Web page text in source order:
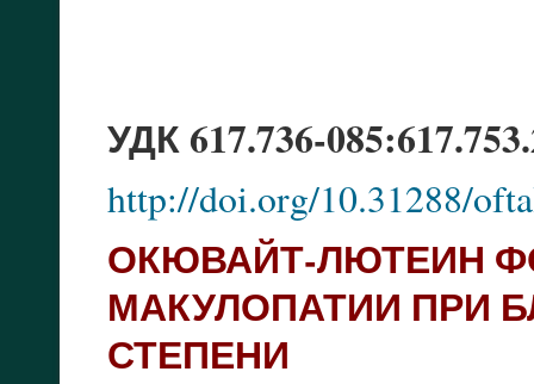
УДК 617.736-
http://doi.org/10.31288/
ОКЮВАЙТ-ЛЮТЕИН
МАКУЛОПАТИИ ПРИ
СТЕПЕНИ